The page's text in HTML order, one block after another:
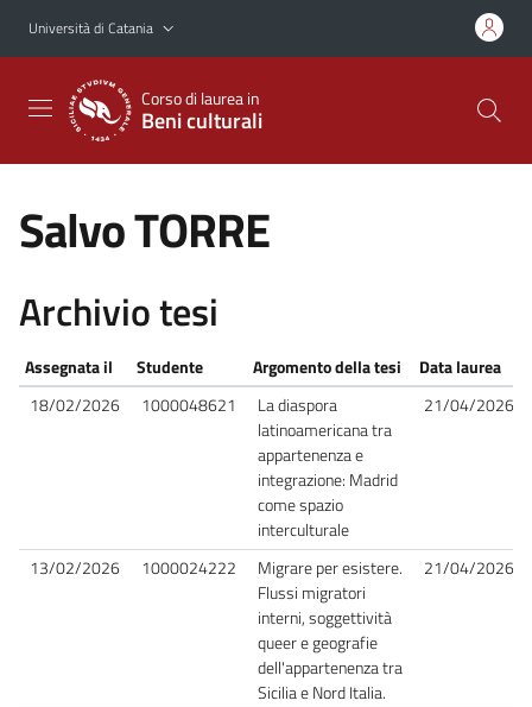
Vai al contenuto principale
Vai al menu di navigazione
Università di Catania
Corso di laurea in
Beni culturali
Salvo TORRE
Archivio tesi
Assegnata il Studente Argomento della tesi
Data laurea
18/02/2026
1000048621
La diaspora
latinoamericana tra
appartenenza e
integrazione: Madrid
come spazio
interculturale
21/04/2026
13/02/2026 1000024222
Migrare per esistere.
Flussi migratori
interni, soggettività
queer e geografie
dell'appartenenza tra
Sicilia e Nord Italia.
21/04/2026